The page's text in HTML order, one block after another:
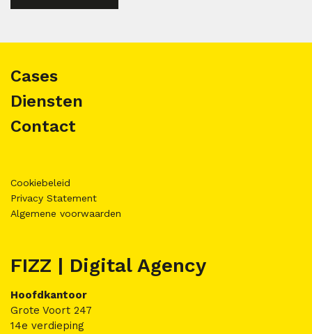
Cases
Diensten
Contact
Cookiebeleid
Privacy Statement
Algemene voorwaarden
FIZZ | Digital Agency
Hoofdkantoor
Grote Voort 247
14e verdieping